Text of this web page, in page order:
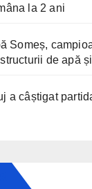
la 2 ani
Someș,
de apă
a câștigat